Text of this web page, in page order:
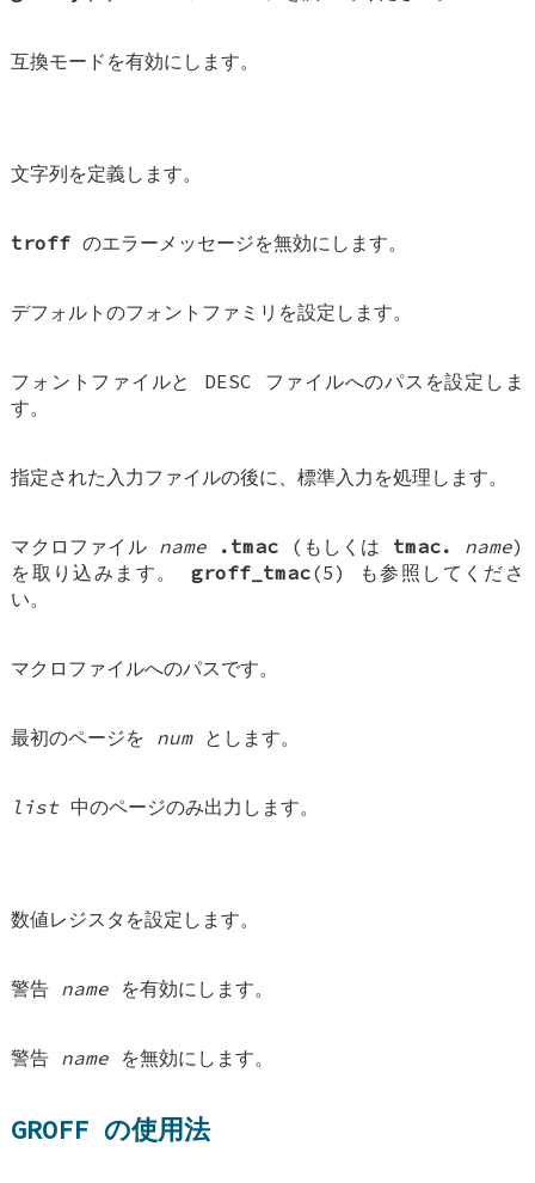
互換モードを有効にします。
文字列を定義します。
troff のエラーメッセージを無効にします。
デフォルトのフォントファミリを設定します。
フォントファイルと DESC ファイルへのパスを設定しま
す。
指定された入力ファイルの後に、標準入力を処理します。
マクロファイル name .tmac (もしくは tmac. name)
を取り込みます。 groff_tmac(5) も参照してくださ
い。
マクロファイルへのパスです。
最初のページを numとします。
list中のページのみ出力します。
数値レジスタを設定します。
警告 name を有効にします。
警告 name を無効にします。
GROFF の使用法